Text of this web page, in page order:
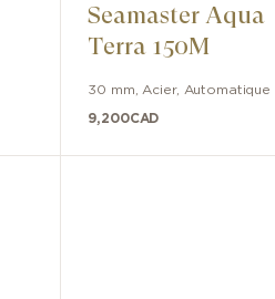
Seamaster Aqua
Terra 150M
30 mm Acier, Automatique
9,200CAD